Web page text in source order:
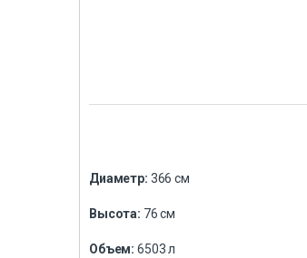
Диаметр: 366 см
Высота: 76 см
Объем: 6503 л